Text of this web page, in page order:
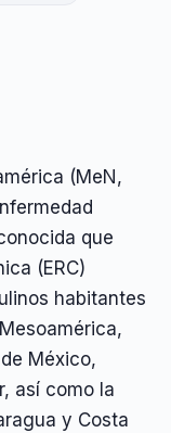
(MeN,
que
(ERC)
habitantes
México,
así como la
y Costa